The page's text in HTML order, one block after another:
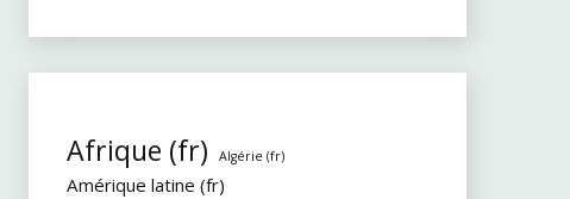
Afrique (fr) Algérie (fr)
Amérique latine (fr)